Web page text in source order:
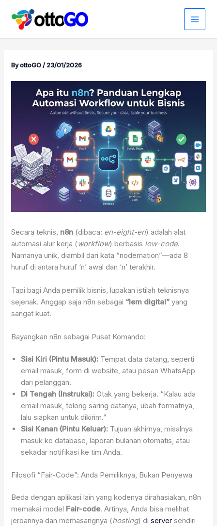
content
ByottoGO/ 23/01/2026
Secara teknis, n8n (dibaca: en-eight-en) adalah alat
automasi alur kerja (workflow) berbasis low-code.
Namanya unik, diambil dari kata “nodemation”—ada 8
huruf di antara huruf ‘n’ awal dan ‘n’ terakhir.
Tapi bagi Anda pemilik bisnis, lupakan istilah teknisnya
sejenak. Anggap saja n8n sebagai “lem digital” yang
sangat kuat.
Bayangkan n8n sebagai Pusat Komando:
Sisi Kiri (Pintu Masuk): Tempat data datang, seperti
email masuk, form di website, atau pesan WhatsApp
dari pelanggan.
Di Tengah (Instruksi): Otak yang bekerja. “Kalau ada
email masuk, tolong saring datanya, ubah formatnya,
lalu siapkan untuk dikirim.”
Sisi Kanan (Pintu Keluar): Tujuan akhirnya, misalnya
masuk ke database, laporan bulanan otomatis, atau
sekadar notifikasi ke tim Anda.
Filosofi “Fair-Code”: Anda Pemiliknya, Bukan Penyewa
Beda dengan aplikasi lain yang kodenya dirahasiakan, n8n
memakai model Fair-code. Artinya, Anda bisa melihat
jeroannya dan memasangnya (hosting) diserver sendiri